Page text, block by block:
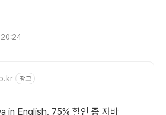
20:24
광고
자바 영어로 읽기 Java in English, 75% 할인 중 자바